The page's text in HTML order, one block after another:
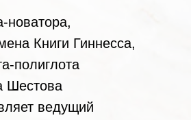
новатора,
Книги Гиннесса,
полиглота
Шестова
ведущий